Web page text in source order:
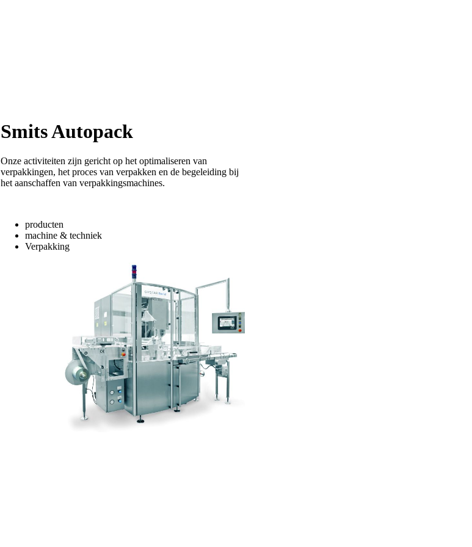
Smits Autopack
Onze activiteiten zijn gericht op het optimaliseren van
verpakkingen, het proces van verpakken en de begeleiding bij
het aanschaffen van verpakkingsmachines.
producten
machine & techniek
Verpakking